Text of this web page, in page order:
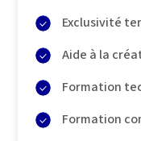
Exclusivité
Aide à la
Formation
Formation